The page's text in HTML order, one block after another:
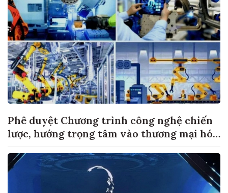
Phê duyệt Chương trình công nghệ chiến
lược, hướng trọng tâm vào thương mại hóa